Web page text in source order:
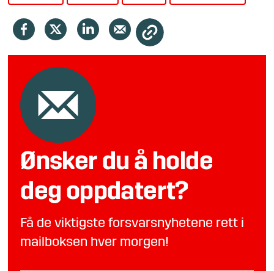
Ønsker du å holde
deg oppdatert?
Få de viktigste forsvarsnyhetene rett i
mailboksen hver morgen!